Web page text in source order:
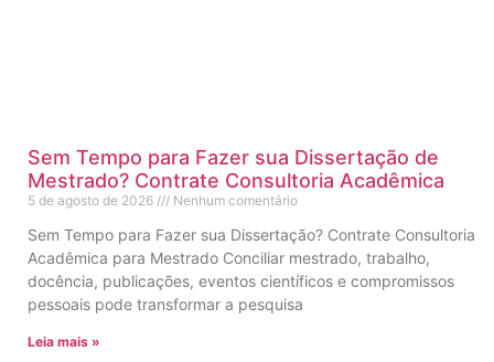
Sem Tempo para Fazer sua Dissertação de
Mestrado? Contrate Consultoria Acadêmica
5 de agosto de 2026 Nenhum comentário
Sem Tempo para Fazer sua Dissertação? Contrate Consultoria
Acadêmica para Mestrado Conciliar mestrado, trabalho,
docência, publicações, eventos científicos e compromissos
pessoais pode transformar a pesquisa
Leia mais »